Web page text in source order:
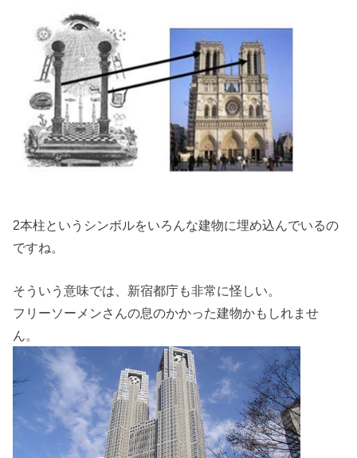
2本柱というシンボルをいろんな建物に埋め込んでいるの
ですね。
そういう意味では、新宿都庁も非常に怪しい。
フリーソーメンさんの息のかかった建物かもしれませ
ん。